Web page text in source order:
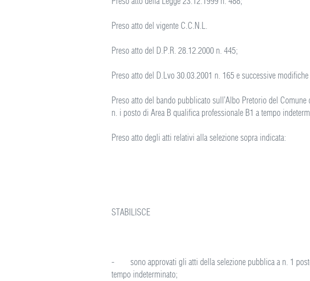
Preso atto del vigente C.C.N.L.
Preso atto del D.P.R. 28.12.2000 n. 445;
Preso atto del D.Lvo 30.03.2001 n. 165 e successive
Preso atto del bando pubblicato sull’Albo Pretorio del
n. i posto di Area B qualifica professionale B1 a tempo
Preso atto degli atti relativi alla selezione sopra indicata:
STABILISCE
- sono approvati gli atti della selezione pubblica a n. 1
tempo indeterminato;